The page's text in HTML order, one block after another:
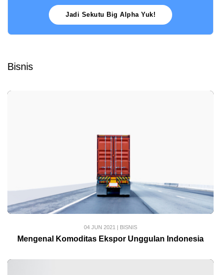
Jadi Sekutu Big Alpha Yuk!
Bisnis
04 JUN 2021 BISNIS
Mengenal Komoditas Ekspor Unggulan Indonesia